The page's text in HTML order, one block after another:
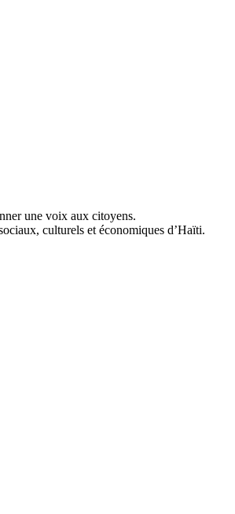
une voix aux citoyens.
culturels et économiques d’Haïti.